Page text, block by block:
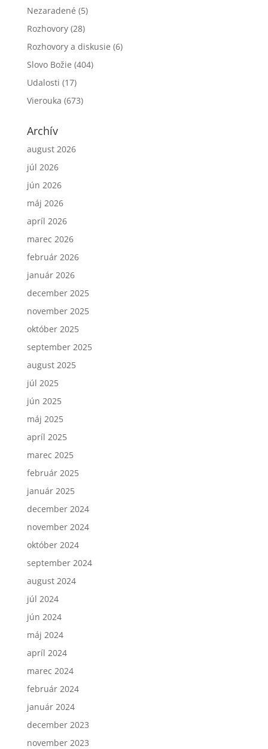
Nezaradené (5)
Rozhovory(28)
Rozhovory a diskusie (6)
Slovo Božie (404)
Udalosti (17)
Vierouka (673)
Archív
august 2026
júl 2026
jún 2026
máj 2026
apríl 2026
marec 2026
február 2026
január 2026
december 2025
november 2025
október 2025
september 2025
august 2025
júl 2025
jún 2025
máj 2025
apríl 2025
marec 2025
február 2025
január 2025
december 2024
november 2024
október 2024
september 2024
august 2024
júl 2024
jún 2024
máj 2024
apríl 2024
marec 2024
február 2024
január 2024
december 2023
november 2023